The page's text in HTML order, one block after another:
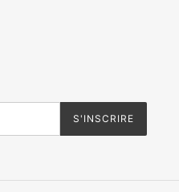
S'INSCRIRE